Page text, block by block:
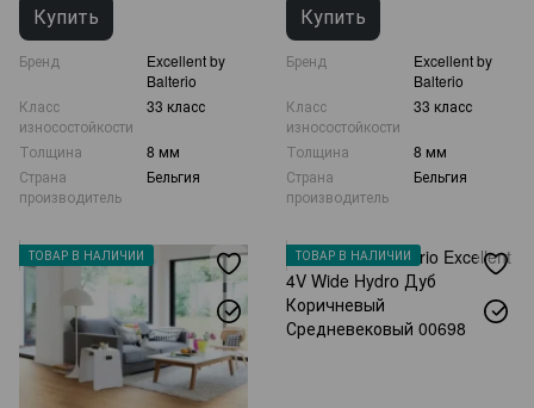
Купить
Бренд
Excellent by
Balterio
Класс
износостойкости
33 класс
Толщина
8 мм
Страна
производитель
Бельгия
Купить
Бренд
Excellent by
Balterio
Класс
износостойкости
33 класс
Толщина
8 мм
Страна
производитель
Бельгия
ТОВАР В НАЛИЧИИ ТОВАР В НАЛИЧИИ